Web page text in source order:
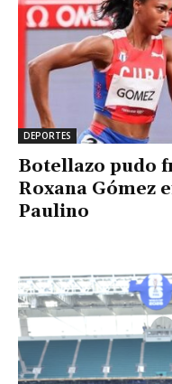
DEPORTES
Botellazo pudo
Roxana Gómez
Paulino